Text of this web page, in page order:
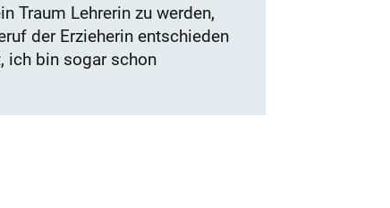
Traum Lehrerin zu werden,
der Erzieherin entschieden
ich bin sogar schon